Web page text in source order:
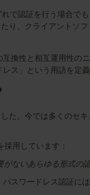
で認証を行う場合で
り、クライアントソ
換性と相互運用性の
ス」という用語を定義
た。今では多くのセ
用しています：
ないあらゆる形式の認
スワードレス認証に